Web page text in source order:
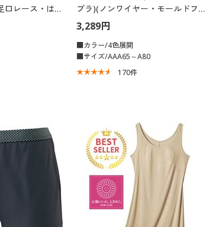
レース・はき
ブラ)(ノンワイヤー・モールドフル
カップ)
3,289円
■カラー/4色展開
■サイズ/AAA65～A80
170件